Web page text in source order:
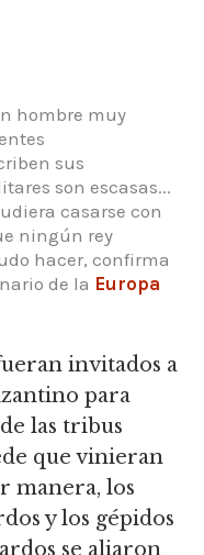
hombre muy
sus
son escasas...
casarse con
ningún rey
hacer, confirma
de la Europa
invitados a
para
las tribus
que vinieran
manera, los
y los gépidos
se aliaron